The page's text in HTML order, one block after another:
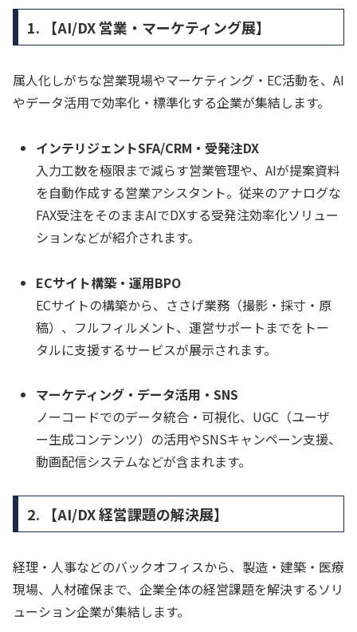
1. 【AI/DX 営業・マーケティング展】
属人化しがちな営業現場やマーケティング・EC活動を、AI
やデータ活用で効率化・標準化する企業が集結します。
インテリジェントSFA/CRM・受発注DX
入力工数を極限まで減らす営業管理や、AIが提案資料
を自動作成する営業アシスタント。従来のアナログな
FAX受注をそのままAIでDXする受発注効率化ソリュー
ションなどが紹介されます。
ECサイト構築・運用BPO
ECサイトの構築から、ささげ業務（撮影・採寸・原
稿）、フルフィルメント、運営サポートまでをトー
タルに支援するサービスが展示されます。
マーケティング・データ活用・SNS
ノーコードでのデータ統合・可視化、UGC（ユーザ
ー生成コンテンツ）の活用やSNSキャンペーン支援、
動画配信システムなどが含まれます。
2. 【AI/DX 経営課題の解決展】
経理・人事などのバックオフィスから、製造・建築・医療
現場、人材確保まで、企業全体の経営課題を解決するソリ
ューション企業が集結します。